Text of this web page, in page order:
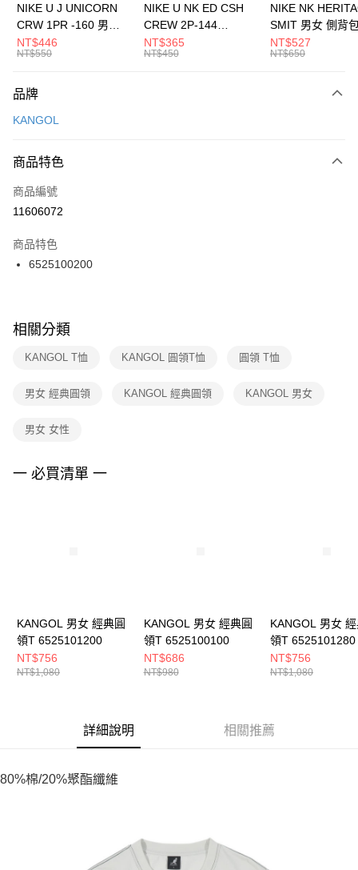
元大商業銀行
台灣樂天信用卡公司
全盈+PAY
AFTEE先享後付
【關於「AFTEE先享後付」】
便利好安心！
３．安心：先確認商品／服務後，再付款。
【「AFTEE先享後付」結帳流程】
１．於結帳方式選擇「AFTEE先享後付」後，將跳轉至「AFTEE先享後付」
２．訂單成立數日內，您將收到繳費通知簡訊。
３．收到繳費通知簡訊後14天內，點擊此簡訊中的連結，可透過四大超商／
ATM／網路銀行／等多元方式進行付款，方視為交易完成。
※ 交易是否成功請以「AFTEE先享後付 」之結帳頁面顯示為準，若有關於
是否繳費成功／繳費後需取消欲退款等相關疑問，請聯繫「AFTEE先享後付
客戶支援中心」https://netprotections.freshdesk.com/support/home
１．透過由恩沛科技股份有限公司提供之「AFTEE先享後付」服務完成之交
權轉讓予恩沛科技股份有限公司。
３．未成年的使用者請事先徵得法定代理人或監護人之同意方可使用
「AFTEE先享後付」，若未經同意申辦者引起之損失，本公司不負相關責
運送方式
每筆NT$100，滿NT$1,500(含以上)免運費
宅配
每筆NT$100，滿NT$1,500(含以上)免運費
付款後門市自取
每筆NT$100，滿NT$1,500(含以上)免運費
NIKE U J UNICORN
CRW 1PR -160 男女
中統襪 FZ3393100
NT$446
NT$550
NIKE U NK ED CSH
CREW 2P-144
EMBRDY 男女 短統襪
FZ3073133
NT$365
NT$450
NIKE NK
SMIT 男女 側背
BA5871010
NT$527
NT$650
品牌
KANGOL
商品特色
商品編號
11606072
商品特色
6525100200
相關分類
KANGOL T恤 KANGOL 圓領T恤 圓領 T恤
男女 經典圓領 KANGOL 經典圓領 KANGOL 男女
男女 女性
一 必買清單 一
KANGOL 男女 經典圓
領T 6525101200
NT$756
NT$1,080
KANGOL 男女 經典圓
領T 6525100100
NT$686
NT$980
KANGOL 男女
領T 6525101280
NT$756
NT$1,080
詳細說明 相關推薦
80%棉/20%聚酯纖維